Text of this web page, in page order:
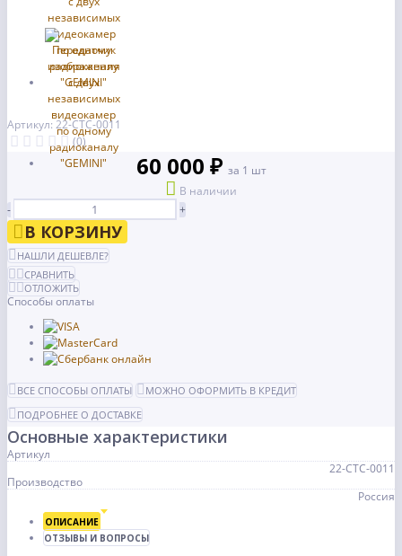
Артикул: 22-СТС-0011
(0)
60 000 ₽ за 1 шт
В наличии
-
+
В КОРЗИНУ
НАШЛИ ДЕШЕВЛЕ?
СРАВНИТЬ
ОТЛОЖИТЬ
Способы оплаты
ВСЕ СПОСОБЫ ОПЛАТЫ
МОЖНО ОФОРМИТЬ В КРЕДИТ
ПОДРОБНЕЕ О ДОСТАВКЕ
Основные характеристики
Артикул
22-СТС-0011
Производство
Россия
ОПИСАНИЕ
ОТЗЫВЫ И ВОПРОСЫ